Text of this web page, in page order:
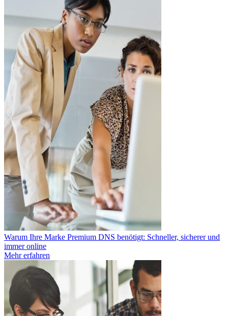
Warum Ihre Marke Premium DNS benötigt: Schneller, sicherer und
immer online
Mehr erfahren